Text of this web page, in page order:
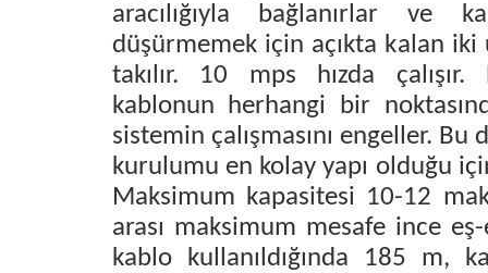
aracılığıyla bağlanırlar ve
düşürmemek için açıkta kalan iki
takılır. 10 mps hızda
kablonun herhangi bir
sistemin çalışmasını engeller. Bu
kurulumu en kolay yapı olduğu
Maksimum kapasitesi 10-12
arası maksimum mesafe ince
kablo kullanıldığında 185 m,